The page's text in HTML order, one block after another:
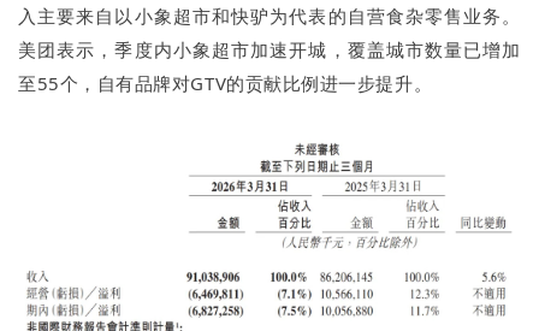
入主要来自以小象超市和快驴为代表的自营食杂零售业务。
美团表示，季度内小象超市加速开城，覆盖城市数量已增加
至55个，自有品牌对GTV的贡献比例进一步提升。